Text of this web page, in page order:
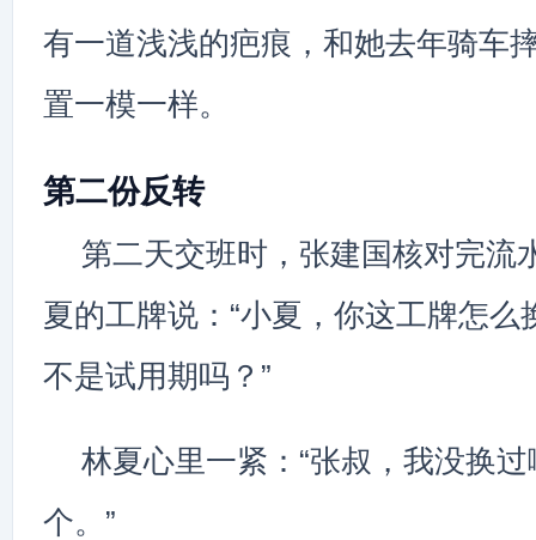
有一道浅浅的疤痕，和她去年骑车
置一模一样。
第二份反转
第二天交班时，张建国核对完流
夏的工牌说：“小夏，你这工牌怎么
不是试用期吗？”
林夏心里一紧：“张叔，我没换
个。”